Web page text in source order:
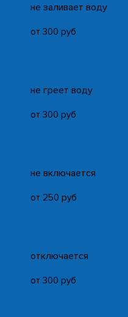
не заливает воду
от 300 руб
не греет воду
от 300 руб
не включается
от 250 руб
отключается
от 300 руб